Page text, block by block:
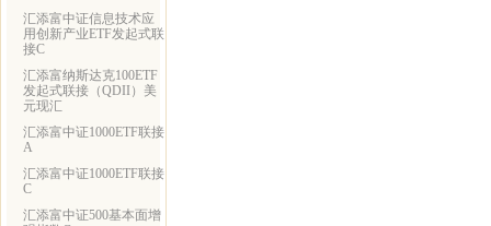
汇添富中证信息技术应
用创新产业ETF发起式联
接C
汇添富纳斯达克100ETF
发起式联接（QDII）美
元现汇
汇添富中证1000ETF联接
A
汇添富中证1000ETF联接
C
汇添富中证500基本面增